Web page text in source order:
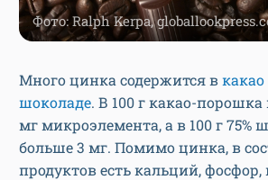
Фото: Ralph Kerpa,
Много цинка содержится вкакао
шоколаде. В 100 г какао-порошка
мг микроэлемента, а в 100 г 75%
больше 3 мг. Помимо цинка, в
продуктов есть кальций,